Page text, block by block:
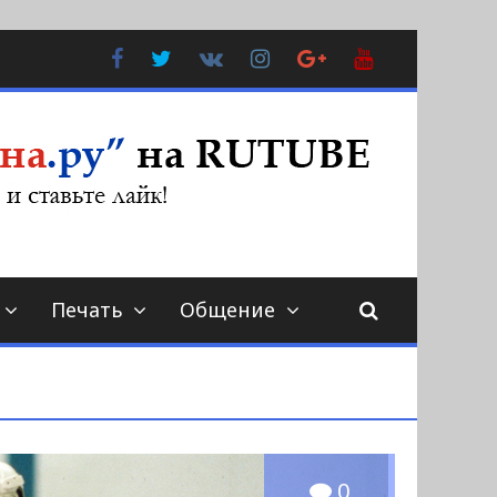
FacebookTwitter
Контакте
Instagram
Google
Plus
Печать Общение
0